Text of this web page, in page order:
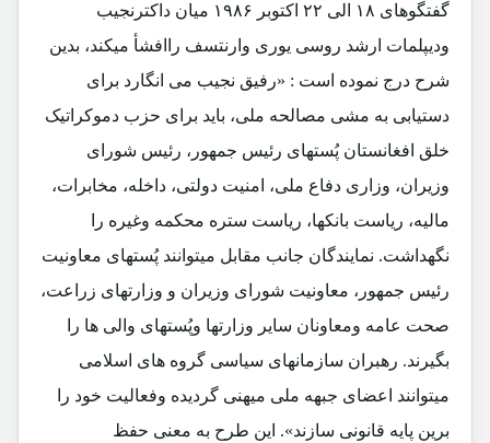
گفتگوهای ۱۸ الی ۲۲ اکتوبر ۱۹۸۶ میان داکترنجیب
ودیپلمات ارشد روسی یوری وارنتسف راافشأ میکند، بدین
شرح درج نموده است : «رفیق نجیب می انگارد برای
دستیابی به مشی مصالحه ملی، باید برای حزب دموکراتیک
خلق افغانستان پُستهای رئیس جمهور، رئیس شورای
وزیران، وزاری دفاع ملی، امنیت دولتی، داخله، مخابرات،
مالیه، ریاست بانکها، ریاست ستره محکمه وغیره را
نگهداشت. نمایندگان جانب مقابل میتوانند پُستهای معاونیت
رئیس جمهور، معاونیت شورای وزیران و وزارتهای زراعت،
صحت عامه ومعاونان سایر وزارتها وپُستهای والی ها را
بگیرند. رهبران سازمانهای سیاسی گروه های اسلامی
میتوانند اعضای جبهه ملی میهنی گردیده وفعالیت خود را
برین پایه قانونی سازند». این طرح به معنی حفظ